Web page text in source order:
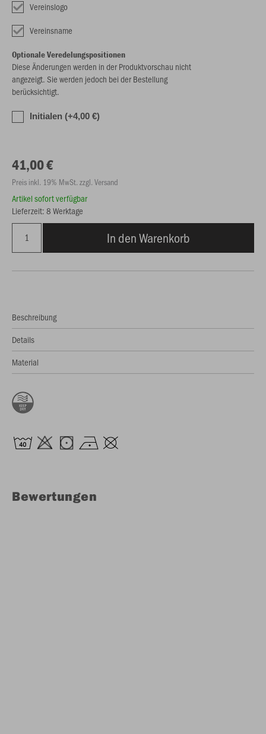
Vereinslogo
Vereinsname
Optionale Veredelungspositionen
Diese Änderungen werden in der Produktvorschau nicht
angezeigt. Sie werden jedoch bei der Bestellung
berücksichtigt.
Initialen (+4,00 €)
41,00 €
Preis inkl. 19% MwSt. zzgl. Versand
Artikel sofort verfügbar
Lieferzeit: 8 Werktage
In den Warenkorb
Beschreibung
Details
Material
Bewertungen